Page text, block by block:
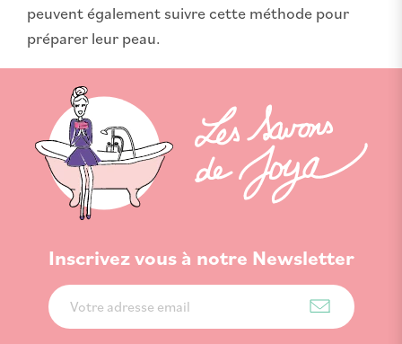
peuvent également suivre cette méthode pour
préparer leur peau.
Inscrivez vous à notre Newsletter
Inscription
à